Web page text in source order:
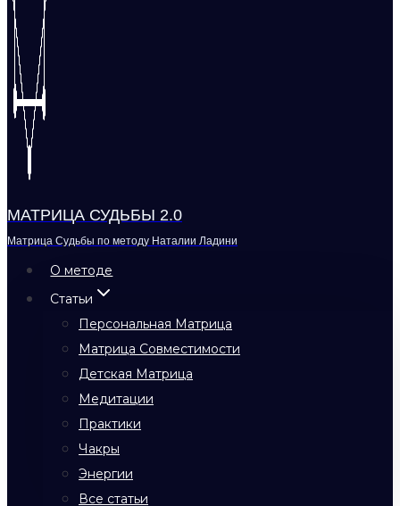
МАТРИЦА СУДЬБЫ 2.0
Матрица Судьбы по методу Наталии Ладини
О методе
Статьи
Персональная Матрица
Матрица Совместимости
Детская Матрица
Медитации
Практики
Чакры
Энергии
Все статьи